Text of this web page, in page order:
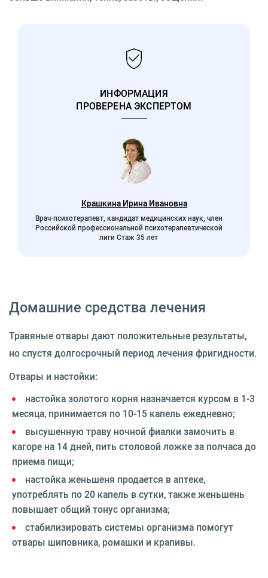
ИНФОРМАЦИЯ
ПРОВЕРЕНА ЭКСПЕРТОМ
Крашкина Ирина Ивановна
Врач-психотерапевт, кандидат медицинских наук, член
Российской профессиональной психотерапевтической
лиги Стаж 35 лет
Домашние средства лечения
Травяные отвары дают положительные результаты,
но спустя долгосрочный период лечения фригидности.
Отвары и настойки:
настойка золотого корня назначается курсом в 1-3
месяца, принимается по 10-15 капель ежедневно;
высушенную траву ночной фиалки замочить в
кагоре на 14 дней, пить столовой ложке за полчаса до
приема пищи;
настойка женьшеня продается в аптеке,
употреблять по 20 капель в сутки, также женьшень
повышает общий тонус организма;
стабилизировать системы организма помогут
отвары шиповника, ромашки и крапивы.